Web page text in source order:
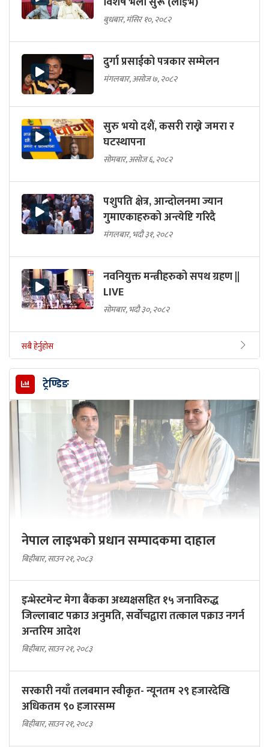
बुधबार, मंसिर १०, २०८२
दुर्गा प्रसाईको पत्रकार सम्मेलन
मंगलबार, असोज ७, २०८२
सुरु भयो दशैं, कसरी राख्ने जमरा र
घटस्थापना
सोमबार, असोज ६, २०८२
पशुपति क्षेत्र, आन्दोलनमा ज्यान
गुमाएकाहरुको अन्त्येष्टि गरिदै
मंगलबार, भदौ ३१, २०८२
नवनियुक्त मन्त्रीहरुको सपथ ग्रहण ||
LIVE
सोमबार, भदौ ३०, २०८२
सबै हेर्नुहोस
ट्रेण्डिङ
नेपाल लाइभको प्रधान सम्पादकमा दाहाल
बिहीबार, साउन २१, २०८३
इन्भेस्टमेन्ट मेगा बैंकका अध्यक्षसहित १५ जनाविरुद्ध
जिल्लाबाट पक्राउ अनुमति, सर्वोचद्वारा तत्काल पक्राउ नगर्न
अन्तरिम आदेश
बिहीबार, साउन २१, २०८३
सरकारी नयाँ तलबमान स्वीकृत- न्यूनतम २९ हजारदेखि
अधिकतम ९० हजारसम्म
बिहीबार, साउन २१, २०८३